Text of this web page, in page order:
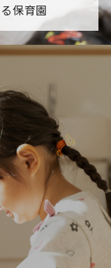
保育園
園が紹介されま
組～2026.08.0